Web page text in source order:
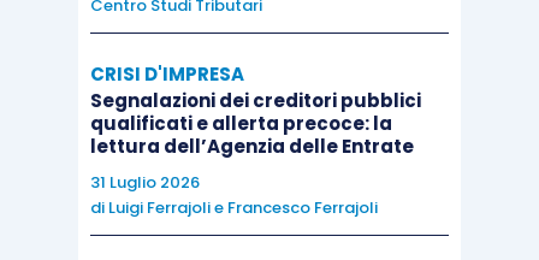
Per risolvere la questione, i giudici dell’Unione
hanno ritenuto necessario, anzitutto, verificare
se la raccolta delle donazioni e il loro
sensi dell’articolo 9 Direttiva n. 2006/112/CE.
Centro Studi Tributari
CRISI D'IMPRESA
Segnalazioni dei creditori pubblici
qualificati e allerta precoce: la
lettura dell’Agenzia delle Entrate
31 Luglio 2026
di Luigi Ferrajolie Francesco Ferrajoli